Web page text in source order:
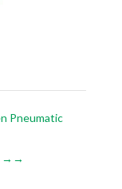
Pneumatic
→